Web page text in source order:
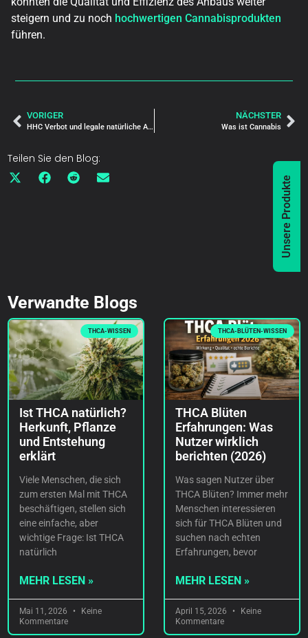
steigern und zu noch hochwertigen Cannabisprodukten
führen.
VORIGER
HHC Verbot und legale natürliche Alternative THCA
NÄCHSTER
Was ist Cannabis
Teilen Sie den Blog:
Unsere Produkte
Verwandte Blogs
THCA-WISSEN
Ist THCA natürlich?
Herkunft, Pflanze
und Entstehung
erklärt
Viele Menschen, die sich
zum ersten Mal mit THCA
beschäftigen, stellen sich
eine einfache, aber
wichtige Frage: Ist THCA
natürlich
MEHR LESEN »
Mai 11, 2026
Keine
Kommentare
THCA-BLÜTEN-WISSEN
THCA Blüten
Erfahrungen: Was
Nutzer wirklich
berichten (2026)
Was sagen Nutzer über
THCA Blüten? Immer mehr
Menschen interessieren
sich für THCA Blüten und
suchen nach echten
Erfahrungen, bevor
MEHR LESEN »
April 15, 2026
Keine
Kommentare